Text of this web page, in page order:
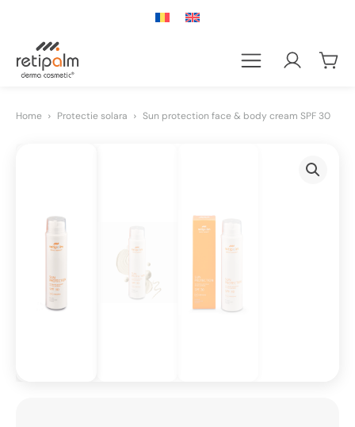
Home Protectie solara Sun protection face & body cream SPF 30